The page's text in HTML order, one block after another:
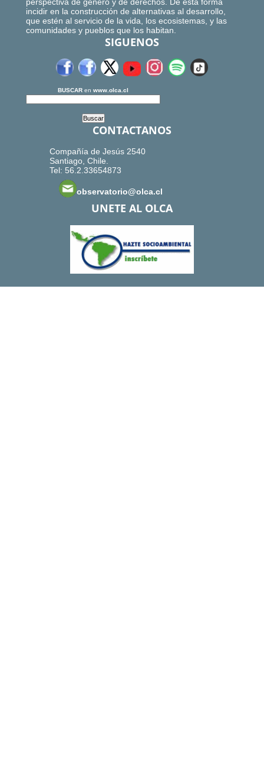
perspectiva de género y de derechos. De esta forma
incidir en la construcción de alternativas al desarrollo,
que estén al servicio de la vida, los ecosistemas, y las
comunidades y pueblos que los habitan.
SIGUENOS
BUSCAR en www.olca.cl
CONTACTANOS
Compañía de Jesús 2540
Santiago, Chile.
Tel: 56.2.33654873
observatorio@olca.cl
UNETE AL OLCA